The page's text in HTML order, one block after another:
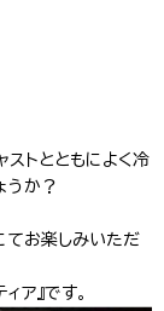
トとともによく冷
うか？
てお楽しみいただ
ア』です。